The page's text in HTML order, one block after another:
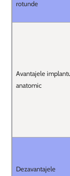
rotunde
Avantajele
anatomic
Dezavantajele